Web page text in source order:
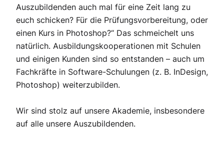
Auszubildenden auch mal für eine Zeit lang zu
euch schicken? Für die Prüfungsvorbereitung, oder
einen Kurs in Photoshop?“ Das schmeichelt uns
natürlich. Ausbildungskooperationen mit Schulen
und einigen Kunden sind so entstanden – auch um
Fachkräfte in Software-Schulungen (z. B. InDesign,
Photoshop) weiterzubilden.
Wir sind stolz auf unsere Akademie, insbesondere
auf alle unsere Auszubildenden.